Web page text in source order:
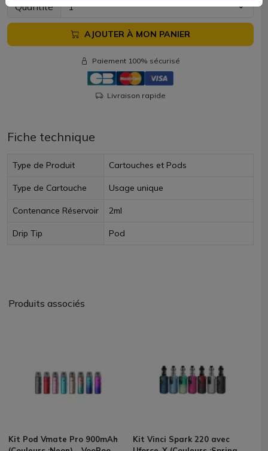
Quantité
AJOUTER À MON PANIER
Paiement 100% sécurisé
Livraison rapide
Fiche technique
Type de Produit Cartouches et Pods
Type de Cartouche Usage unique
Contenance Réservoir 2ml
Drip Tip Pod
Produits associés
Kit Pod Vmate Pro 900mAh
Kit Vinci Spark 220 avec